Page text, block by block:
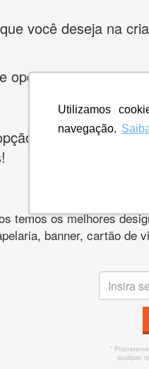
Utilizamos
navegação.
você deseja na
opções e peça
e
temos os melhores
banner, cartão de
*
qualquer